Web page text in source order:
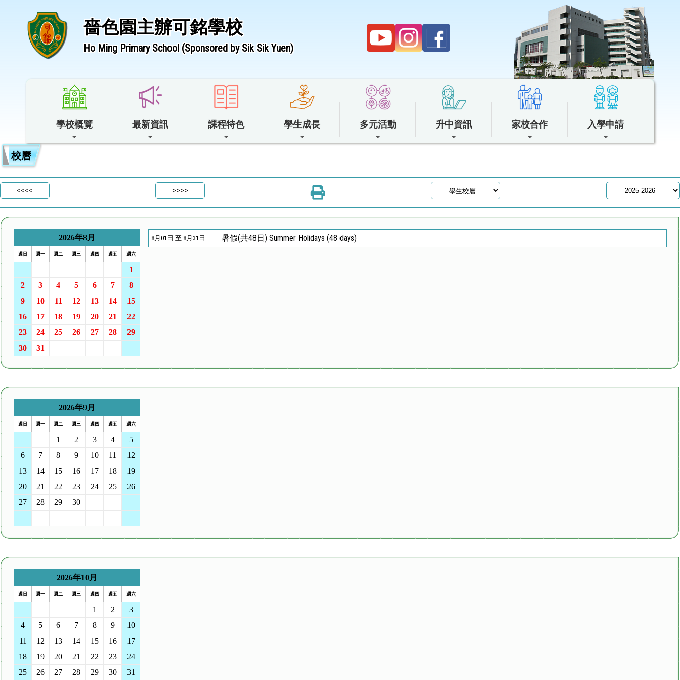
嗇色園主辦可銘學校
Ho Ming Primary School (Sponsored by Sik Sik Yuen)
學校概覽 最新資訊 課程特色 學生成長 多元活動 升中資訊 家校合作 入學申請
校曆
2026年8月
週日 週一 週二 週三 週四 週五 週六
1
2
3 4 5 6 7
8
9
10 11 12 13 14
15
16
17 18 19 20 21
22
23
24 25 26 27 28
29
30
31
8月01日 至 8月31日 暑假(共48日) Summer Holidays (48 days)
2026年9月
週日 週一 週二 週三 週四 週五 週六
1 2 3 4
5
6
7 8 9 10 11
12
13
14 15 16 17 18
19
20
21 22 23 24 25
26
27
28 29 30
2026年10月
週日 週一 週二 週三 週四 週五 週六
1 2
3
4
5 6 7 8 9
10
11
12 13 14 15 16
17
18
19 20 21 22 23
24
25
26 27 28 29 30 31